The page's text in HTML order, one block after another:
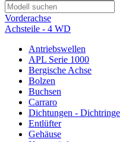
Vorderachse
Achsteile - 4 WD
Antriebswellen
APL Serie 1000
Bergische Achse
Bolzen
Buchsen
Carraro
Dichtungen - Dichtringe
Entlüfter
Gehäuse